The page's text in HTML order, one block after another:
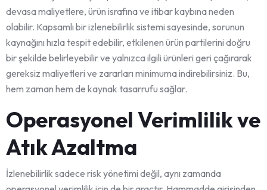
devasa maliyetlere, ürün israfına ve itibar kaybına neden
olabilir. Kapsamlı bir izlenebilirlik sistemi sayesinde, sorunun
kaynağını hızla tespit edebilir, etkilenen ürün partilerini doğru
bir şekilde belirleyebilir ve yalnızca ilgili ürünleri geri çağırarak
gereksiz maliyetleri ve zararları minimuma indirebilirsiniz. Bu,
hem zaman hem de kaynak tasarrufu sağlar.
Operasyonel Verimlilik ve
Atık Azaltma
İzlenebilirlik sadece risk yönetimi değil, aynı zamanda